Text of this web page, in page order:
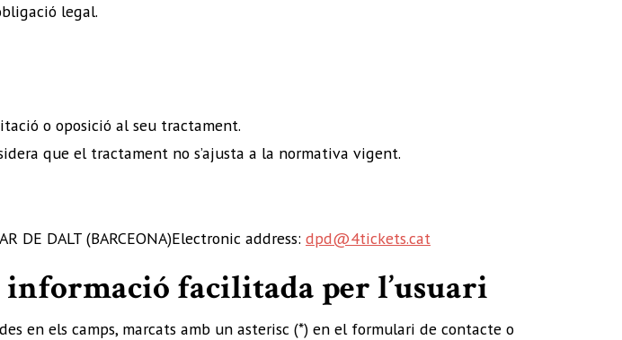
legal.
o oposició al seu tractament.
que el tractament no s’ajusta a la normativa vigent.
DE DALT (BARCEONA)Electronic address: dpd@4tickets.cat
facilitada per l’usuari
en els camps, marcats amb un asterisc (*) en el formulari de contacte o